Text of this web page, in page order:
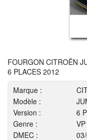
FOURGON CITROËN
6 PLACES 2012
Marque :
Modèle :
Version :
6
Genre :
VP
DMEC :